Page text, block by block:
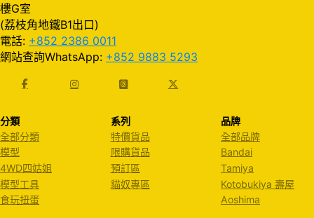
樓G室
(荔枝角地鐵B1出口)
電話: +852 2386 0011
網站查詢WhatsApp: +852 9883 5293
分類
全部分類
模型
4WD四姑姐
模型工具
食玩扭蛋
系列
特價貨品
限購貨品
預訂區
貓奴專區
品牌
全部品牌
Bandai
Tamiya
Kotobukiya 壽屋
Aoshima